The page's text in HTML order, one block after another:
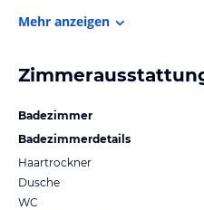
Mehr anzeigen
Badezimmer
Badezimmerdetails
Haartrockner
Dusche
WC